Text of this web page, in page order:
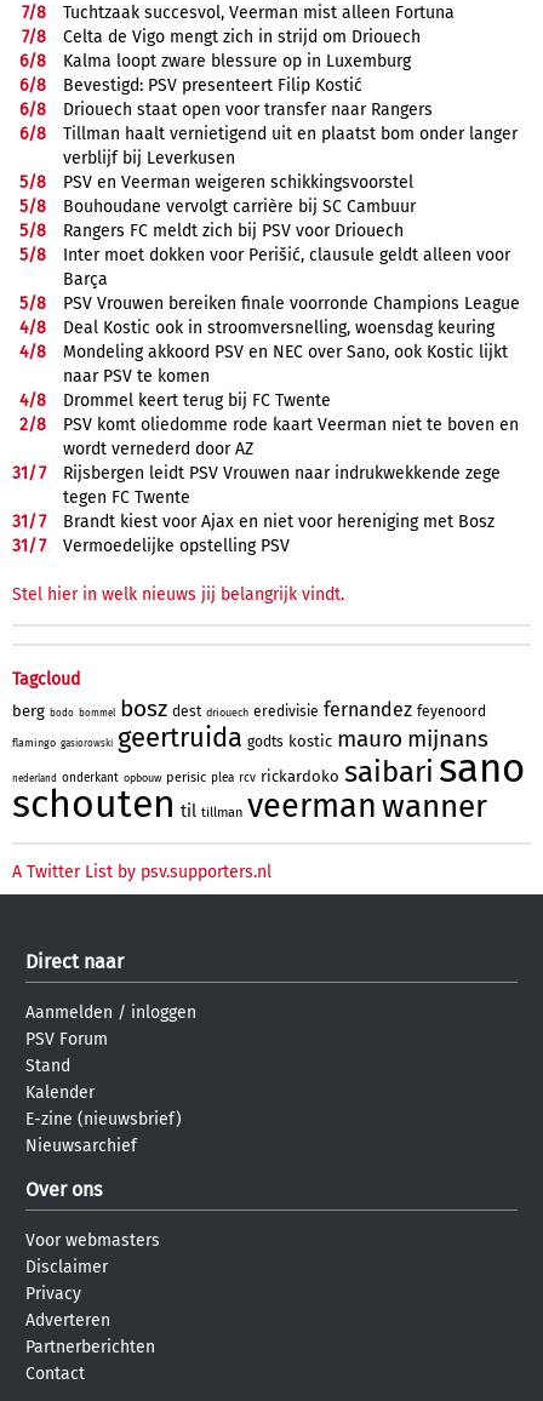
7/8
Tuchtzaak succesvol, Veerman mist alleen Fortuna
7/8
Celta de Vigo mengt zich in strijd om Driouech
6/8
Kalma loopt zware blessure op in Luxemburg
6/8
Bevestigd: PSV presenteert Filip Kostić
6/8
Driouech staat open voor transfer naar Rangers
6/8
Tillman haalt vernietigend uit en plaatst bom onder langer
verblijf bij Leverkusen
5/8
PSV en Veerman weigeren schikkingsvoorstel
5/8
Bouhoudane vervolgt carrière bij SC Cambuur
5/8
Rangers FC meldt zich bij PSV voor Driouech
5/8
Inter moet dokken voor Perišić, clausule geldt alleen voor
Barça
5/8
PSV Vrouwen bereiken finale voorronde Champions League
4/8
Deal Kostic ook in stroomversnelling, woensdag keuring
4/8
Mondeling akkoord PSV en NEC over Sano, ook Kostic lijkt
naar PSV te komen
4/8
Drommel keert terug bij FC Twente
2/8
PSV komt oliedomme rode kaart Veerman niet te boven en
wordt vernederd door AZ
31/7
Rijsbergen leidt PSV Vrouwen naar indrukwekkende zege
tegen FC Twente
31/7
Brandt kiest voor Ajax en niet voor hereniging met Bosz
31/7 Vermoedelijke opstelling PSV
Stel hier in welk nieuws jij belangrijk vindt.
Tagcloud
berg bodo bommel bosz dest driouech eredivisie fernandez feyenoord
flamingo gasiorowski geertruida godts kostic mauro mijnans
nederland onderkant opbouw perisic plea rcv rickardoko saibari sano
schouten til tillman veermanwanner
A Twitter List by psv.supporters.nl
Direct naar
Aanmelden / inloggen
PSV Forum
Stand
Kalender
E-zine (nieuwsbrief)
Nieuwsarchief
Over ons
Voor webmasters
Disclaimer
Privacy
Adverteren
Partnerberichten
Contact